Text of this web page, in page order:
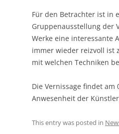
Für den Betrachter ist in
Gruppenausstellung der
Werke eine interessante
immer wieder reizvoll ist
mit welchen Techniken
Die Vernissage findet am
Anwesenheit der
This entry was posted in